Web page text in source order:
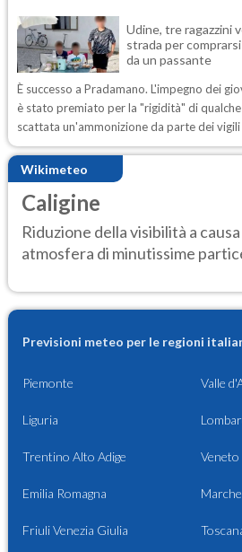
Udine, tre ragazzini
strada per
da un passante
È successo a Pradamano. L'impegno dei
è stato premiato per la "rigidità" di
scattata un'ammonizione da parte dei
Wikimeteo
Caligine
Riduzione della visibilità a
atmosfera di minutissime
Previsioni meteo per le regioni
Piemonte Valle
Liguria
Trentino Alto Adige Veneto
Emilia Romagna Marche
Friuli Venezia Giulia